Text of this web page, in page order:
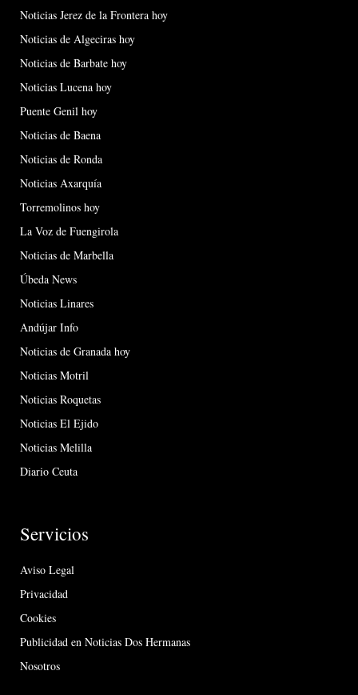
Noticias Jerez de la Frontera hoy
Noticias de Algeciras hoy
Noticias de Barbate hoy
Noticias Lucena hoy
Puente Genil hoy
Noticias de Baena
Noticias de Ronda
Noticias Axarquía
Torremolinos hoy
La Voz de Fuengirola
Noticias de Marbella
Úbeda News
Noticias Linares
Andújar Info
Noticias de Granada hoy
Noticias Motril
Noticias Roquetas
Noticias El Ejido
Noticias Melilla
Diario Ceuta
Servicios
Aviso Legal
Privacidad
Cookies
Publicidad en Noticias Dos Hermanas
Nosotros